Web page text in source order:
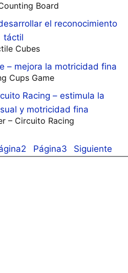
Board
Cubes
Cups Game
– Circuito Racing
2 Página3 Siguiente